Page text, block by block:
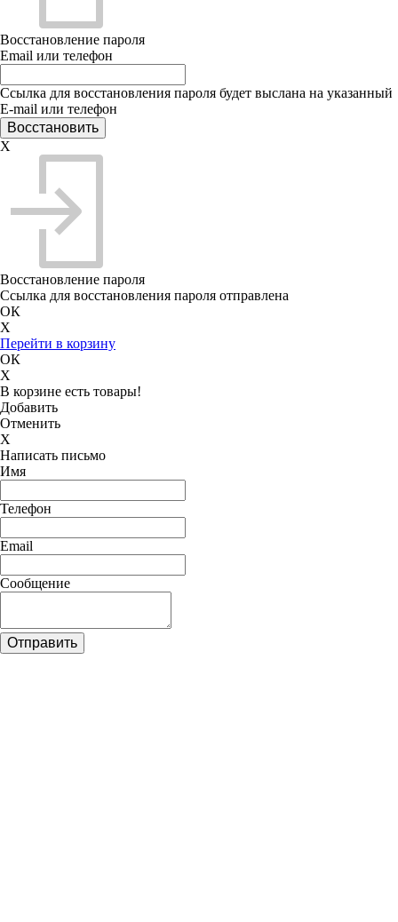
Восстановление пароля
Email или телефон
Ссылка для восстановления пароля будет выслана на указанный
E-mail или телефон
X
Восстановление пароля
Ссылка для восстановления пароля отправлена
ОК
X
Перейти в корзину
ОК
X
В корзине есть товары!
Добавить
Отменить
X
Написать письмо
Имя
Телефон
Email
Сообщение